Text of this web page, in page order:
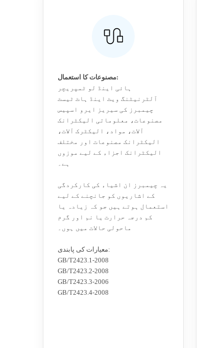
مصنوعات کا استعمال:
ہائی اینڈ لو ٹمپریچر
آلٹرنیٹنگ ویٹ اینڈ ہاٹ ٹیسٹ
چیمبرز کی سیریز ایرو اسپیس
مصنوعات، معلوماتی الیکٹرانک
آلات، مواد، الیکٹرک آلات،
الیکٹرانک مصنوعات اور مختلف
الیکٹرانک اجزاء کے لیے موزوں
ہے۔
یہ چیمبرز ان اشیاء کی کارکردگی
کے اشاریوں کو جانچنے کے لیے
استعمال ہوتے ہیں جو کہ زیادہ یا
کم درجہ حرارت یا نم اور گرم
ماحولی حالات میں ہوں۔
معیارات کی پابندی:
GB/T2423.1-2008
GB/T2423.2-2008
GB/T2423.3-2006
GB/T2423.4-2008